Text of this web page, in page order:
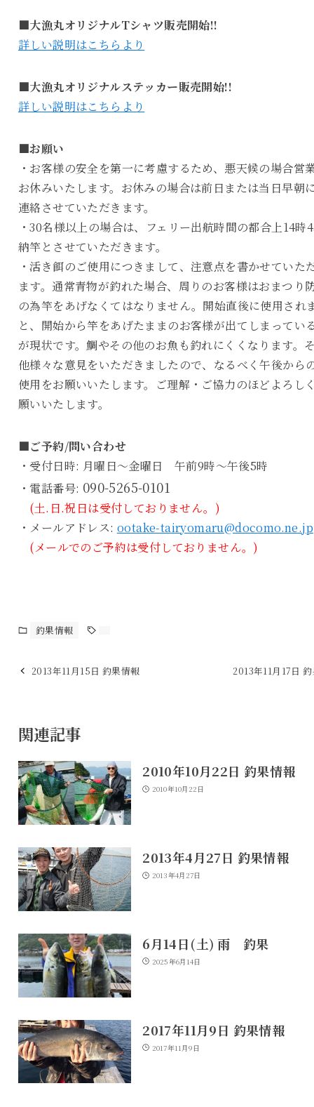
■大漁丸オリジナルTシャツ販売開始!!
詳しい説明はこちらより
■大漁丸オリジナルステッカー販売開始!!
詳しい説明はこちらより
■お願い
・お客様の安全を第一に考慮するため、悪天候の場合営
お休みいたします。お休みの場合は前日または当日早朝
連絡させていただきます。
・30名様以上の場合は、フェリー出航時間の都合上14時
納竿とさせていただきます。
・活き餌のご使用につきまして、注意点を書かせていた
ます。通常青物が釣れた場合、周りのお客様はおまつり
の為竿をあげなくてはなりません。開始直後に使用され
と、開始から竿をあげたままのお客様が出てしまってい
が現状です。鯛やその他のお魚も釣れにくくなります。
他様々な意見をいただきましたので、なるべく午後から
使用をお願いいたします。ご理解・ご協力のほどよろし
願いいたします。
■ご予約/問い合わせ
・受付日時: 月曜日～金曜日 午前9時～午後5時
・電話番号: 090-5265-0101
(土.日.祝日は受付しておりません。)
・メールアドレス: ootake-tairyomaru@docomo.ne.jp
(メールでのご予約は受付しておりません。)
釣果情報
2013年11月15日 釣果情報 2013年11月17日
関連記事
2010年10月22日 釣果情報
2010年10月22日
2013年4月27日 釣果情報
2013年4月27日
6月14日(土) 雨 釣果
2025年6月14日
2017年11月9日 釣果情報
2017年11月9日